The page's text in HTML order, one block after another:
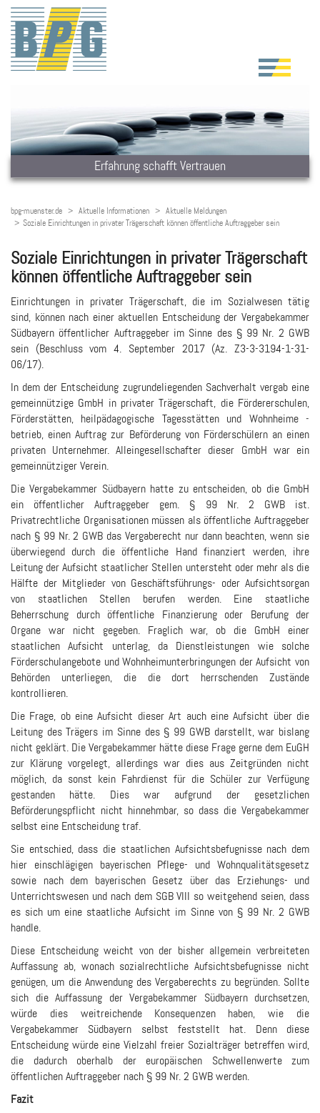
Erfahrung schafft Vertrauen
bpg-muenster.de Aktuelle Informationen
Aktuelle Meldungen
Soziale Einrichtungen in privater Trägerschaft können öffentliche Auftraggeber sein
Soziale Einrichtungen in privater Trägerschaft
können öffentliche Auftraggeber sein
Einrichtungen in privater Trägerschaft, die im Sozialwesen tätig
sind, können nach einer aktuellen Entscheidung der Vergabekammer
Südbayern öffentlicher Auftraggeber im Sinne des § 99 Nr. 2 GWB
sein (Beschluss vom 4. September 2017 (Az. Z3-3-3194-1-31-
06/17).
In dem der Entscheidung zugrundeliegenden Sachverhalt vergab eine
gemeinnützige GmbH in privater Trägerschaft, die Fördererschulen,
Förderstätten, heilpädagogische Tagesstätten und Wohnheime ­
betrieb, einen Auftrag zur Beförderung von Förderschülern an einen
privaten Unternehmer. Alleingesellschafter dieser GmbH war ein
gemeinnütziger Verein.
Die Vergabekammer Südbayern hatte zu entscheiden, ob die GmbH
ein öffentlicher Auftraggeber gem. § 99 Nr. 2 GWB ist.
Privatrechtliche Organisationen müssen als öffentliche Auftraggeber
nach § 99 Nr. 2 GWB das Vergaberecht nur dann beachten, wenn sie
überwiegend durch die öffentliche Hand finanziert werden, ihre
Leitung der Aufsicht staatlicher Stellen untersteht oder mehr als die
Hälfte der Mitglieder von Geschäftsführungs- oder Aufsichtsorgan
von staatlichen Stellen berufen werden. Eine staatliche
Beherrschung durch öffentliche Finanzierung oder Berufung der
Organe war nicht gegeben. Fraglich war, ob die GmbH einer
staatlichen Aufsicht unterlag, da Dienstleistungen wie solche
Förderschulangebote und Wohnheimunterbringungen der Aufsicht von
Behörden unterliegen, die die dort herrschenden Zustände
kontrollieren.
Die Frage, ob eine Aufsicht dieser Art auch eine Aufsicht über die
Leitung des Trägers im Sinne des § 99 GWB darstellt, war bislang
nicht geklärt. Die Vergabekammer hätte diese Frage gerne dem EuGH
zur Klärung vorgelegt, allerdings war dies aus Zeitgründen nicht
möglich, da sonst kein Fahrdienst für die Schüler zur Verfügung
gestanden hätte. Dies war aufgrund der gesetzlichen
Beförderungspflicht nicht hinnehmbar, so dass die Vergabekammer
selbst eine Entscheidung traf.
Sie entschied, dass die staatlichen Aufsichtsbefugnisse nach dem
hier einschlägigen bayerischen Pflege- und Wohnqualitätsgesetz
sowie nach dem bayerischen Gesetz über das Erziehungs- und
Unterrichtswesen und nach dem SGB VIII so weitgehend seien, dass
es sich um eine staatliche Aufsicht im Sinne von § 99 Nr. 2 GWB
handle.
Diese Entscheidung weicht von der bisher allgemein verbreiteten
Auffassung ab, wonach sozialrechtliche Aufsichtsbefugnisse nicht
genügen, um die Anwendung des Vergaberechts zu begründen. Sollte
sich die Auffassung der Vergabekammer Südbayern durchsetzen,
würde dies weitreichende Konsequenzen haben, wie die
Vergabekammer Südbayern selbst feststellt hat. Denn diese
Entscheidung würde eine Vielzahl freier Sozialträger betreffen wird,
die dadurch oberhalb der europäischen Schwellenwerte zum
öffentlichen Auftraggeber nach § 99 Nr. 2 GWB werden.
Fazit